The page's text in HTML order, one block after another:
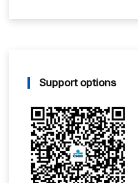
Support options